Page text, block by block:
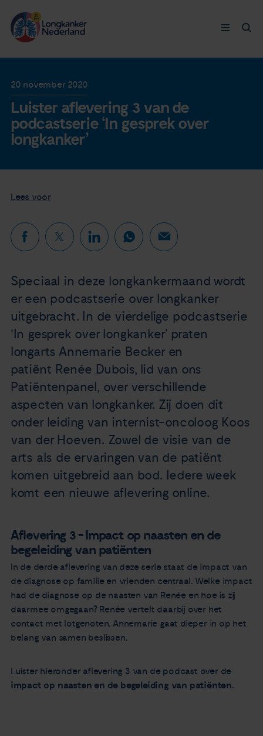
Doneer nu
Nieuws
Agenda
Over ons
Zorgverleners
Contact
Longkanker
Leven met
Ervaringen
20 november 2020
Luister aflevering 3 van de
podcastserie ‘In gesprek over
longkanker’
Lees voor
Speciaal in deze longkankermaand wordt
er een podcastserie over longkanker
uitgebracht. In de vierdelige podcastserie
‘In gesprek over longkanker’ praten
longarts Annemarie Becker en
patiënt Renée Dubois, lid van ons
Patiëntenpanel, over verschillende
aspecten van longkanker. Zij doen dit
onder leiding van internist-oncoloog Koos
van der Hoeven. Zowel de visie van de
arts als de ervaringen van de patiënt
komen uitgebreid aan bod. Iedere week
komt een nieuwe aflevering online.
Aflevering 3 - Impact op naasten en de
begeleiding van patiënten
In de derde aflevering van deze serie staat de impact van
de diagnose op familie en vrienden centraal. Welke impact
had de diagnose op de naasten van Renée en hoe is zij
daarmee omgegaan? Renée vertelt daarbij over het
contact met lotgenoten. Annemarie gaat dieper in op het
belang van samen beslissen.
Luister hieronder aflevering 3 van de podcast over de
impact op naasten en de begeleiding van patiënten.